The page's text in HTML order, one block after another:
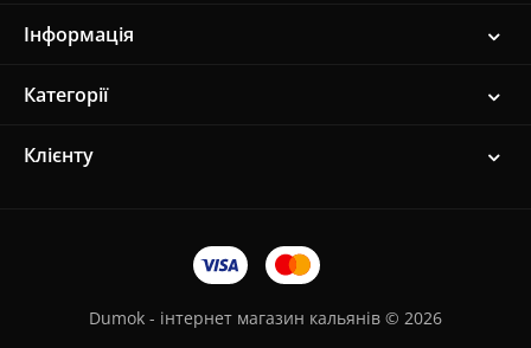
Інформація
Категорії
Клієнту
Dumok - інтернет магазин кальянів © 2026